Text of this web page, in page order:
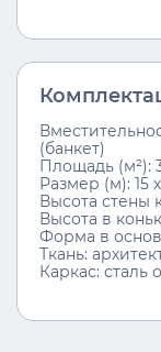
(банкет)
Площадь (м²):
Размер (м): 15
Высота стены
Высота в
Форма в
Ткань:
Каркас: сталь